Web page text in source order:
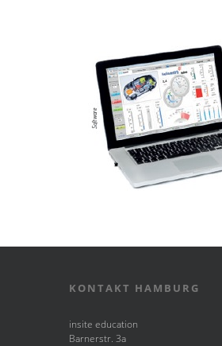
KONTAKT HAMBURG
insite education
Barnerstr. 3a